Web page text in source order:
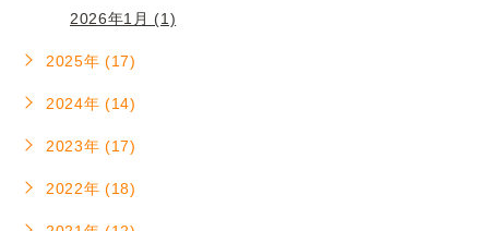
2026年1月 (1)
2025年 (17)
2024年 (14)
2023年 (17)
2022年 (18)